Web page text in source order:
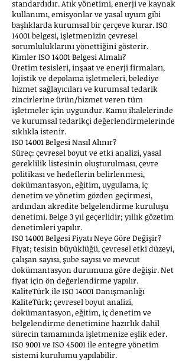
standardıdır. Atık yönetimi, enerji ve kaynak
kullanımı, emisyonlar ve yasal uyum gibi
başlıklarda kurumsal bir çerçeve kurar. ISO
14001 belgesi, işletmenizin çevresel
sorumluluklarını yönettiğini gösterir.
Kimler ISO 14001 Belgesi Almalı?
Üretim tesisleri, inşaat ve enerji firmaları,
lojistik ve depolama işletmeleri, belediye
hizmet sağlayıcıları ve kurumsal tedarik
zincirlerine ürün/hizmet veren tüm
işletmeler için uygundur. Kamu ihalelerinde
ve kurumsal tedarikçi değerlendirmelerinde
sıklıkla istenir.
ISO 14001 Belgesi Nasıl Alınır?
Süreç: çevresel boyut ve etki analizi, yasal
gereklilik listesinin oluşturulması, çevre
politikası ve hedeflerin belirlenmesi,
dokümantasyon, eğitim, uygulama, iç
denetim ve yönetim gözden geçirmesi,
ardından akredite belgelendirme kuruluşu
denetimi. Belge 3 yıl geçerlidir; yıllık gözetim
denetimleri yapılır.
ISO 14001 Belgesi Fiyatı Neye Göre Değişir?
Fiyat; tesisin büyüklüğü, çevresel etki düzeyi,
çalışan sayısı, şube sayısı ve mevcut
dokümantasyon durumuna göre değişir. Net
fiyat için ön değerlendirme yapılır.
KaliteTürk ile ISO 14001 Danışmanlığı
KaliteTürk; çevresel boyut analizi,
dokümantasyon, eğitim, iç denetim ve
belgelendirme denetimine hazırlık dahil
sürecin tamamında işletmenize eşlik eder.
ISO 9001 ve ISO 45001 ile entegre yönetim
sistemi kurulumu yapılabilir.